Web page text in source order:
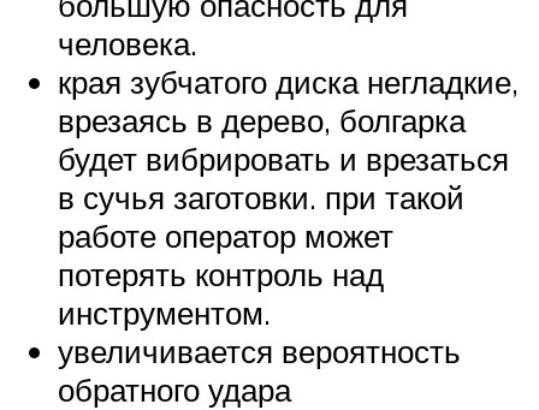
человека.
края зубчатого диска негладкие,
врезаясь в дерево, болгарка
будет вибрировать и врезаться
в сучья заготовки. при такой
работе оператор может
потерять контроль над
инструментом.
увеличивается вероятность
обратного удара